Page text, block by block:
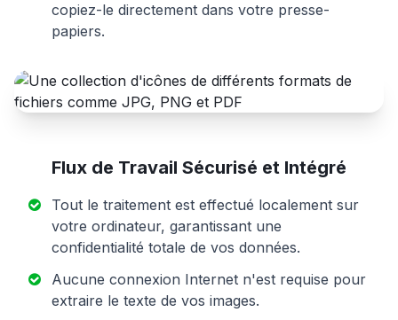
copiez-le directement dans votre presse-
papiers.
Flux de Travail Sécurisé et Intégré
Tout le traitement est effectué localement sur
votre ordinateur, garantissant une
confidentialité totale de vos données.
Aucune connexion Internet n'est requise pour
extraire le texte de vos images.